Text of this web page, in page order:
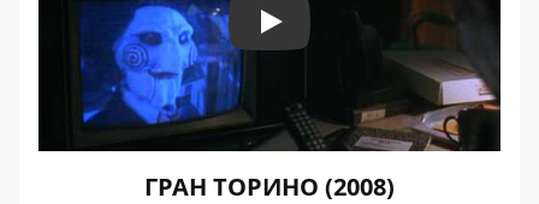
Play
ГРАН ТОРИНО (2008)